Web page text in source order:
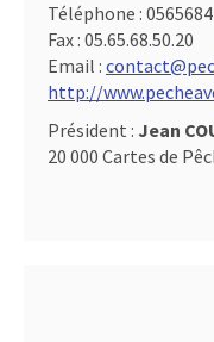
Téléphone :
Fax : 05.65.68.50.20
Email :
http://
Président : Jean
20 000 Cartes de